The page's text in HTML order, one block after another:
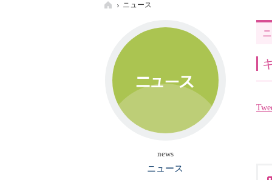
ニュース
news
ニュース